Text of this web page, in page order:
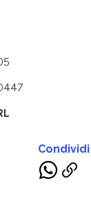
Condividi